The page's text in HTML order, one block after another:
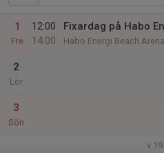
1
Fre
12:00
14:00
Fixardag på Habo
Habo Energi Beach Arena
2
Lör
3
Sön
v.19